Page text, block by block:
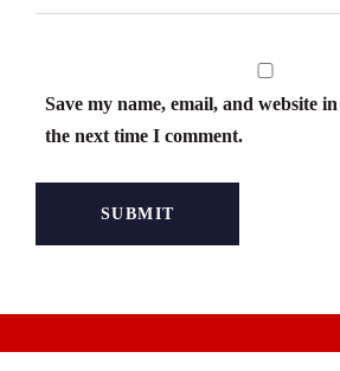
Save my name, email, and website
the next time I comment.